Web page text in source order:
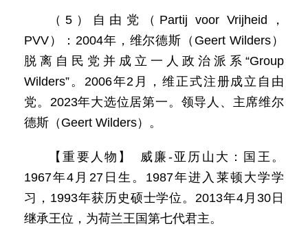
（5）自由党（Partij voor Vrijheid，
PVV）：2004年，维尔德斯（Geert Wilders）
脱离自民党并成立一人政治派系“Group
Wilders”。2006年2月，维正式注册成立自由
党。2023年大选位居第一。领导人、主席维尔
德斯（Geert Wilders）。
【重要人物】 威廉-亚历山大：国王。
1967年4月27日生。1987年进入莱顿大学学
习，1993年获历史硕士学位。2013年4月30日
继承王位，为荷兰王国第七代君主。